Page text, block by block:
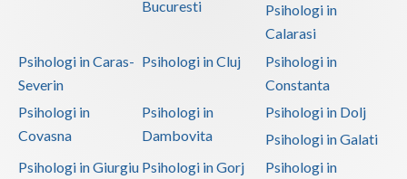
Bucuresti
Psihologi in
Calarasi
Psihologi in Caras-
Severin
Psihologi in Cluj
Psihologi in
Constanta
Psihologi in
Covasna
Psihologi in
Dambovita
Psihologi in Dolj
Psihologi in Galati
Psihologi in Giurgiu Psihologi in Gorj
Psihologi in